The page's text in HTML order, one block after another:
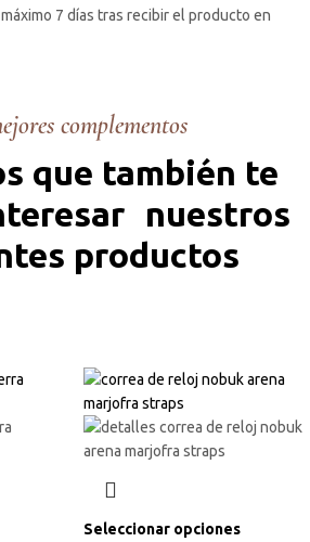
7 días tras recibir el producto en
complementos
que también te
nuestros
productos
Seleccionar opciones